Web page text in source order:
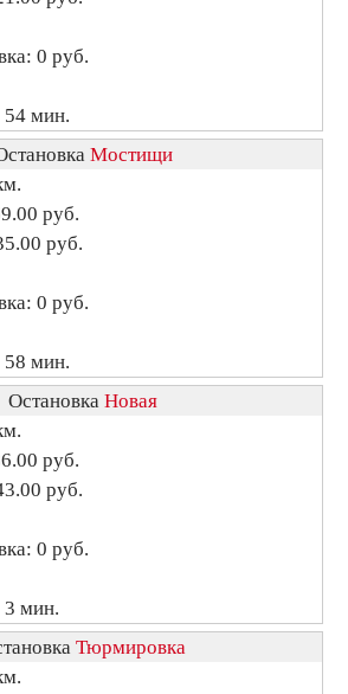
0 руб.
54 мин.
Мостищи
руб.
руб.
0 руб.
58 мин.
Остановка Новая
руб.
руб.
0 руб.
3 мин.
Тюрмировка